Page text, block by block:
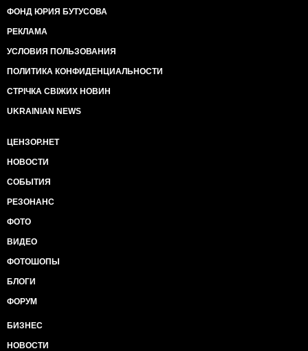
ФОНД ЮРИЯ БУТУСОВА
РЕКЛАМА
УСЛОВИЯ ПОЛЬЗОВАНИЯ
ПОЛИТИКА КОНФИДЕНЦИАЛЬНОСТИ
СТРІЧКА СВІЖИХ НОВИН
UKRAINIAN NEWS
ЦЕНЗОР.НЕТ
НОВОСТИ
СОБЫТИЯ
РЕЗОНАНС
ФОТО
ВИДЕО
ФОТОШОПЫ
БЛОГИ
ФОРУМ
БИЗНЕС
НОВОСТИ